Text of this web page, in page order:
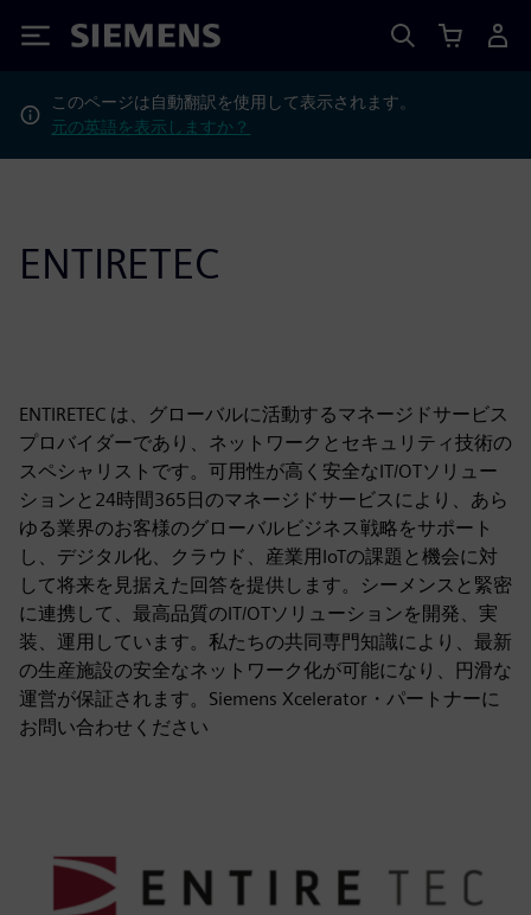
Siemens
このページは自動翻訳を使用して表示されます。
元の英語を表示しますか？
ENTIRETEC
ENTIRETEC は、グローバルに活動するマネージドサービス
プロバイダーであり、ネットワークとセキュリティ技術の
スペシャリストです。可用性が高く安全なIT/OTソリュー
ションと24時間365日のマネージドサービスにより、あら
ゆる業界のお客様のグローバルビジネス戦略をサポート
し、デジタル化、クラウド、産業用IoTの課題と機会に対
して将来を見据えた回答を提供します。シーメンスと緊密
に連携して、最高品質のIT/OTソリューションを開発、実
装、運用しています。私たちの共同専門知識により、最新
の生産施設の安全なネットワーク化が可能になり、円滑な
運営が保証されます。Siemens Xcelerator・パートナーに
お問い合わせください